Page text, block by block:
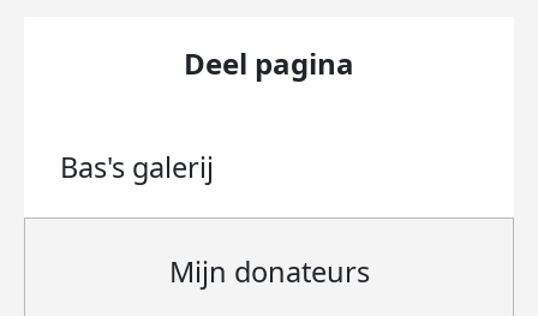
Deel pagina
Bas's galerij
Mijn donateurs